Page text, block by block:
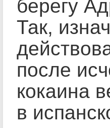
берегу
Так,
после
кокаина
в